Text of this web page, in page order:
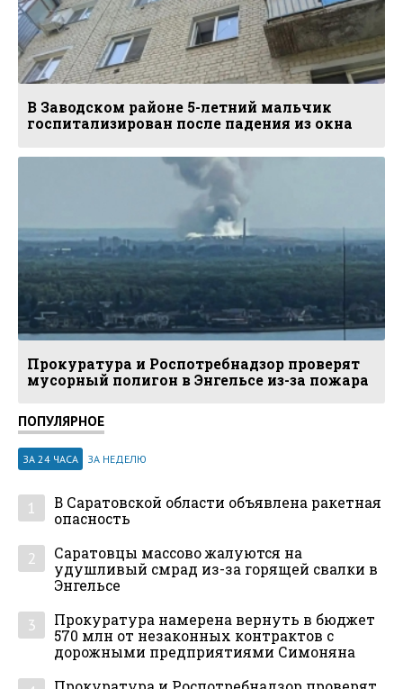
В Заводском районе 5-летний мальчик
госпитализирован после падения из окна
Прокуратура и Роспотребнадзор проверят
мусорный полигон в Энгельсе из-за пожара
ПОПУЛЯРНОЕ
ЗА 24 ЧАСА ЗА НЕДЕЛЮ
1
В Саратовской области объявлена ракетная
опасность
2
Саратовцы массово жалуются на
удушливый смрад из-за горящей свалки в
Энгельсе
3
Прокуратура намерена вернуть в бюджет
570 млн от незаконных контрактов с
дорожными предприятиями Симоняна